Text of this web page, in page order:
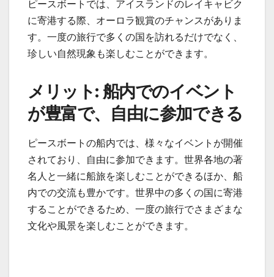
ピースボートでは、アイスランドのレイキャビク
に寄港する際、オーロラ観賞のチャンスがありま
す。一度の旅行で多くの国を訪れるだけでなく、
珍しい自然現象も楽しむことができます。
メリット: 船内でのイベント
が豊富で、自由に参加できる
ピースボートの船内では、様々なイベントが開催
されており、自由に参加できます。世界各地の著
名人と一緒に船旅を楽しむことができるほか、船
内での交流も豊かです。世界中の多くの国に寄港
することができるため、一度の旅行でさまざまな
文化や風景を楽しむことができます。